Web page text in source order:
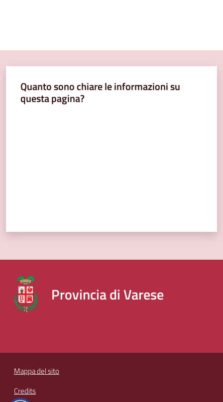
Quanto sono chiare le informazioni su
questa pagina?
Provincia di Varese
Mappa del sito
Credits